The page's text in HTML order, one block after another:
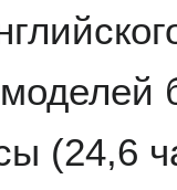
(24,6